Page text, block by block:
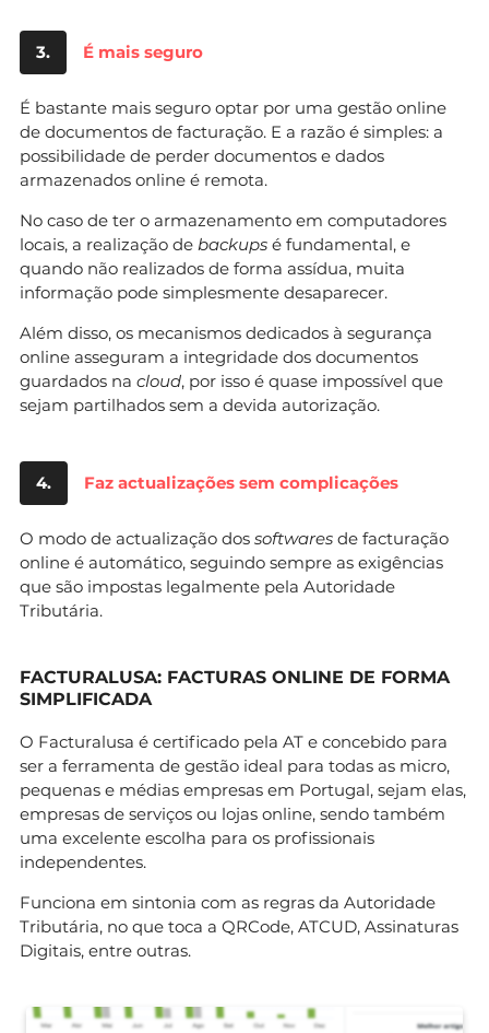
3. É mais seguro
É bastante mais seguro optar por uma gestão online
de documentos de facturação. E a razão é simples: a
possibilidade de perder documentos e dados
armazenados online é remota.
No caso de ter o armazenamento em computadores
locais, a realização de backups é fundamental, e
quando não realizados de forma assídua, muita
informação pode simplesmente desaparecer.
Além disso, os mecanismos dedicados à segurança
online asseguram a integridade dos documentos
guardados na cloud, por isso é quase impossível que
sejam partilhados sem a devida autorização.
4. Faz actualizações sem complicações
O modo de actualização dos softwares de facturação
online é automático, seguindo sempre as exigências
que são impostas legalmente pela Autoridade
Tributária.
FACTURALUSA: FACTURAS ONLINE DE FORMA
SIMPLIFICADA
O Facturalusa é certificado pela AT e concebido para
ser a ferramenta de gestão ideal para todas as micro,
pequenas e médias empresas em Portugal, sejam elas,
empresas de serviços ou lojas online, sendo também
uma excelente escolha para os profissionais
independentes.
Funciona em sintonia com as regras da Autoridade
Tributária, no que toca a QRCode, ATCUD, Assinaturas
Digitais, entre outras.